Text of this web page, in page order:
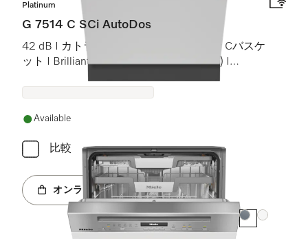
Platinum
G 7514 C SCi AutoDos
42 dB I カトラリートレイ I MaxiComfort Cバスケ
ット I BrilliantLight (ブリリアントライト) I
Available
比較
オンラインショップへ
カラー:カラー: